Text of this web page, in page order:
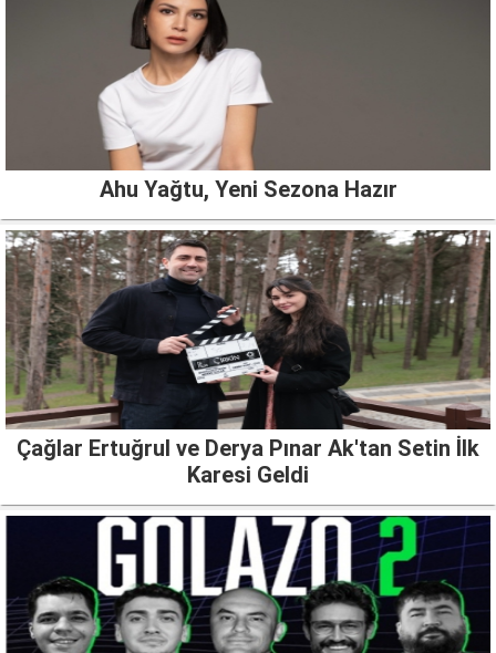
Ahu Yağtu, Yeni Sezona Hazır
Çağlar Ertuğrul ve Derya Pınar Ak'tan Setin İlk
Karesi Geldi